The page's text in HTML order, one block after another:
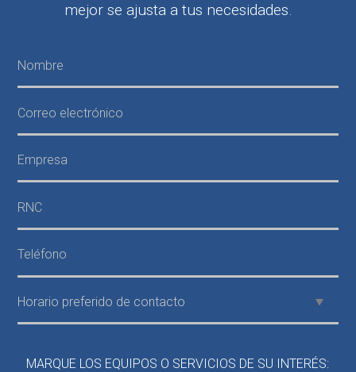
mejor se ajusta a tus necesidades.
MARQUE LOS EQUIPOS O SERVICIOS DE SU INTERÉS: